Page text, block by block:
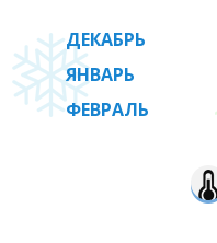
ДЕКАБРЬ
ЯНВАРЬ
ФЕВРАЛЬ